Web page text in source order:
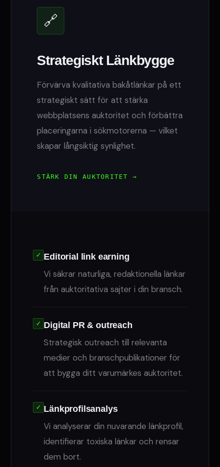
🔗
Strategiskt Länkbygge
Förvärva kvalitativa bakåtlänkar på ett
strategiskt sätt för att stärka
webbplatsens auktoritet och förbättra
placeringarna i sökmotorerna — vilket
skapar långsiktig synlighet.
STÄRK DIN AUKTORITET →
✓ Editorial link earning
Vi säkrar naturliga, redaktionella länkar
från auktoritativa sajter i din bransch.
✓ Digital PR & outreach
Strategisk outreach till relevanta
medier och branschpublikationer för
att bygga ditt varumärkes auktoritet.
✓ Länkprofilsanalys
Vi analyserar din nuvarande länkprofil,
identifierar toxiska länkar och rensar
dem bort.